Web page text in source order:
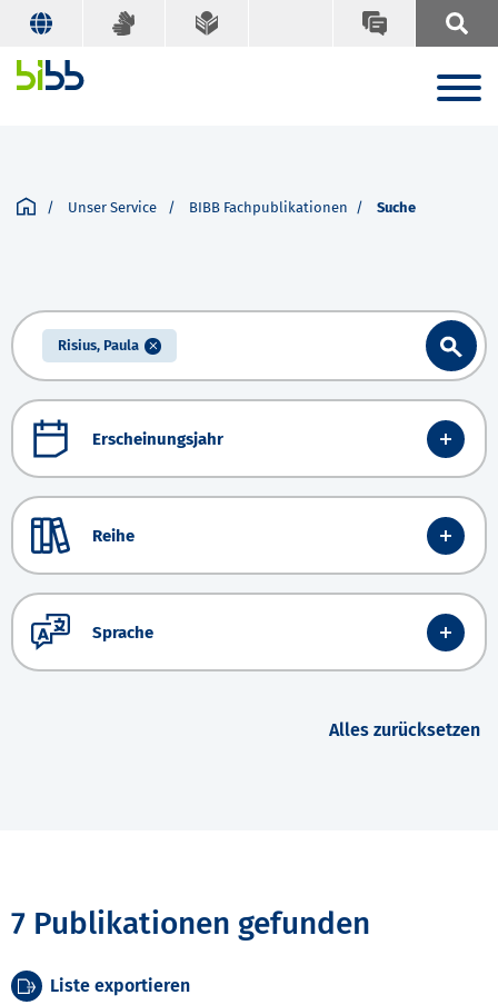
Unser Service BIBB Fachpublikationen Suche
Risius, Paula
Erscheinungsjahr
Reihe
Sprache
Alles zurücksetzen
7 Publikationen gefunden
Liste exportieren